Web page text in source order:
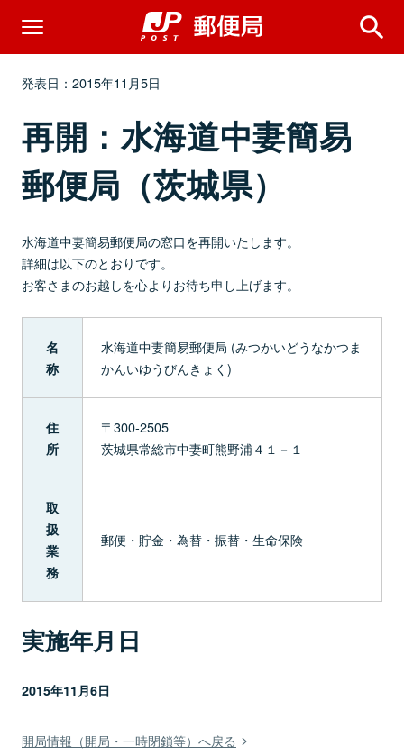
発表日：2015年11月5日
再開：水海道中妻簡易
郵便局（茨城県）
水海道中妻簡易郵便局の窓口を再開いたします。
詳細は以下のとおりです。
お客さまのお越しを心よりお待ち申し上げます。
名
称
水海道中妻簡易郵便局 (みつかいどうなかつま
かんいゆうびんきょく)
住
所
〒300-2505
茨城県常総市中妻町熊野浦４１－１
取
扱
業
務
郵便・貯金・為替・振替・生命保険
実施年月日
2015年11月6日
開局情報（開局・一時閉鎖等）へ戻る